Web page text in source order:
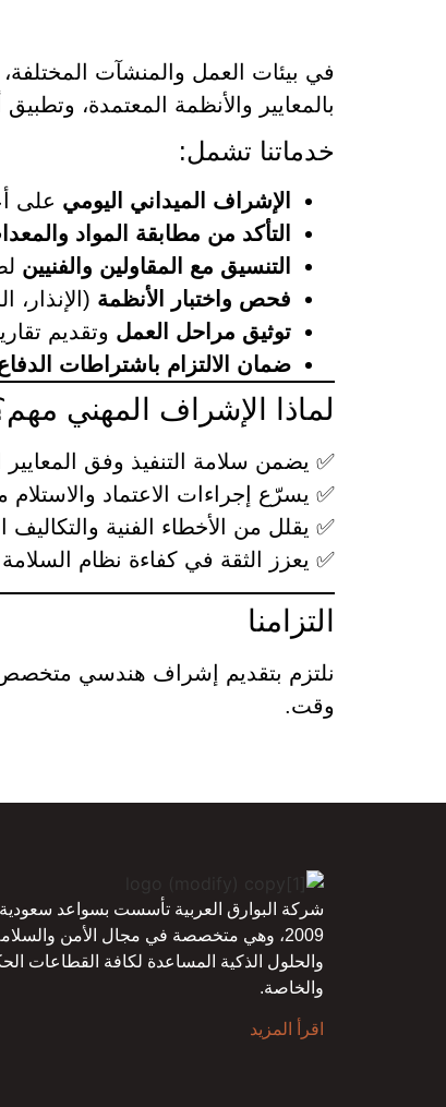
في بيئات العمل والمنشآت المختلفة،
بالمعايير والأنظمة المعتمدة،
خدماتنا تشمل:
الإشراف الميداني اليومي على
التأكد من مطابقة المواد
التنسيق مع المقاولين والفنيين
فحص واختبار الأنظمة (الإنذار،
توثيق مراحل العمل وتقديم
ضمان الالتزام باشتراطات
لماذا الإشراف المهني
✅ يضمن سلامة التنفيذ وفق المعايير
✅ يسرّع إجراءات الاعتماد
✅ يقلل من الأخطاء الفنية والتكاليف
✅ يعزز الثقة في كفاءة نظام السلامة
التزامنا
نلتزم بتقديم إشراف هندسي متخصص
وقت.
شركة البوارق العربية تأسست بسواعد
2009، وهي متخصصة في مجال الأمن
والحلول الذكية المساعدة لكافة القطاعات
والخاصة.
اقرأ المزيد